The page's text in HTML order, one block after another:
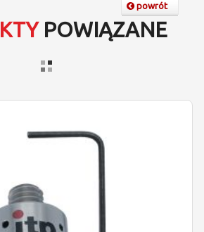
powrót
POWIĄZANE